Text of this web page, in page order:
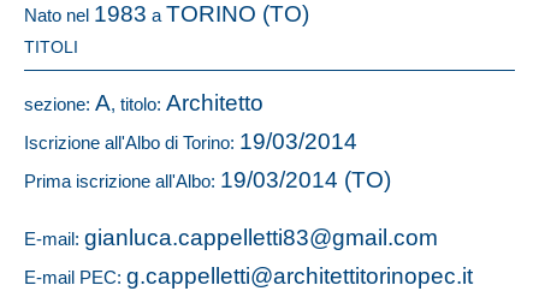
Nato nel 1983 a TORINO (TO)
TITOLI
sezione: A, titolo: Architetto
Iscrizione all'Albo di Torino: 19/03/2014
Prima iscrizione all'Albo: 19/03/2014 (TO)
E-mail: gianluca.cappelletti83@gmail.com
E-mail PEC: g.cappelletti@architettitorinopec.it